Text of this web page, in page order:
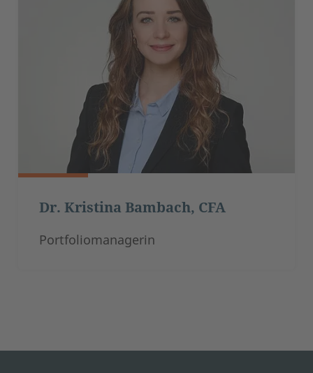
Dr. Kristina Bambach, CFA
Portfoliomanagerin